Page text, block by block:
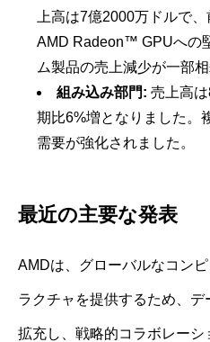
上高は7億2000万ドルで
AMD Radeon™ GPUへの
ム製品の売上減少が一部相
組み込み部門: 売上高
期比6%増となりました。
需要が強化されました。
最近の主要な発表
AMDは、グローバルなコン
ラクチャを提供するため、
拡充し、戦略的コラボレーシ